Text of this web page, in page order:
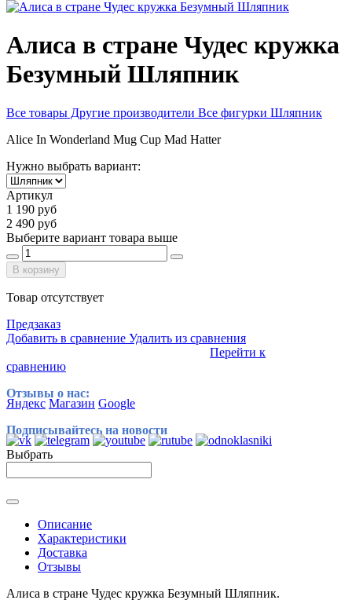
Алиса в стране Чудес кружка
Безумный Шляпник
Все товары Другие производители Все фигурки Шляпник
Alice In Wonderland Mug Cup Mad Hatter
Нужно выбрать вариант:
Артикул
1 190 руб
2 490 руб
Выберите вариант товара выше
В корзину
Товар отсутствует
Предзаказ
Добавить в сравнение Удалить из сравнения
Перейти к
сравнению
Отзывы о нас:
Яндекс Магазин Google
Подписывайтесь на новости
Выбрать
Описание
Характеристики
Доставка
Отзывы
Алиса в стране Чудес кружка Безумный Шляпник.